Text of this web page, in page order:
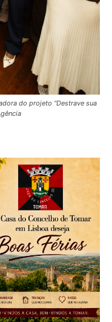
do projeto “Destrave sua